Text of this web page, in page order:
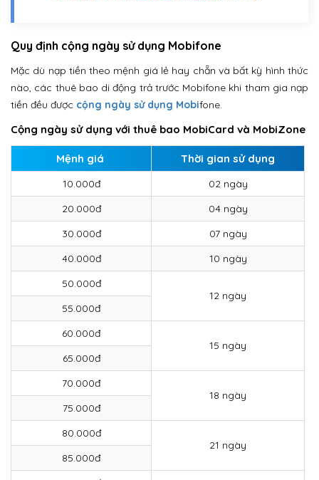
Quy định cộng ngày sử dụng Mobifone
Mặc dù nạp tiền theo mệnh giá lẻ hay chẵn và bất kỳ hình thức
nào, các thuê bao di động trả trước Mobifone khi tham gia nạp
tiền đều được cộng ngày sử dụng Mobifone.
Cộng ngày sử dụng với thuê bao MobiCard và MobiZone
Mệnh giá Thời gian sử dụng
10.000đ
02 ngày
20.000đ
04 ngày
30.000đ
07 ngày
40.000đ
10 ngày
50.000đ
12 ngày
55.000đ
60.000đ
15 ngày
65.000đ
70.000đ
18 ngày
75.000đ
80.000đ
21 ngày
85.000đ